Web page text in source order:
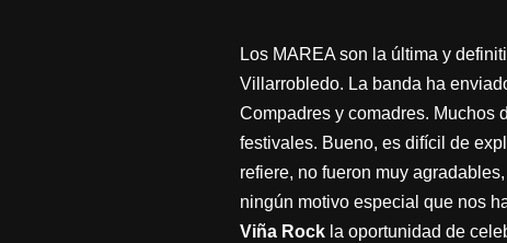
Los MAREA son la última y
Villarrobledo. La banda ha
Compadres y comadres. Muchos
festivales. Bueno, es difícil de
refiere, no fueron muy
ningún motivo especial que nos
Viña Rock la oportunidad de